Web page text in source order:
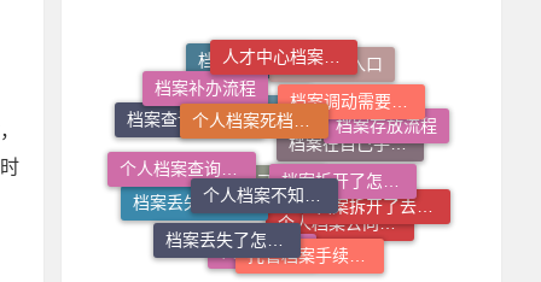
档案在自己手里怎么办
档案存放机构
档案在自己手里怎么放到人才市场
个人档案去向查询
档案调动函
档案丢失了怎么办
档案查询系统官网
档案托管流程档案查询入口
档案存放流程
档案拆开了去哪里封
托管档案手续如何办理
档案丢失了怎么补
个人档案查询系统
档案补办流程
人才中心档案接收流程
档案拆开了怎么补救
个人档案不知道在哪儿怎么查
个人档案死档激活